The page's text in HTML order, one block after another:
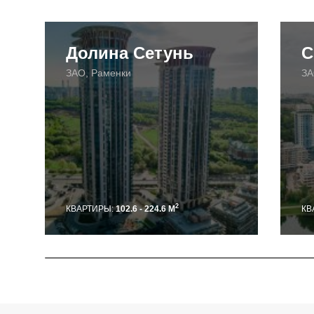
Долина Сетунь
ЗАО, Раменки
КВАРТИРЫ:102.6 - 224.6 М2